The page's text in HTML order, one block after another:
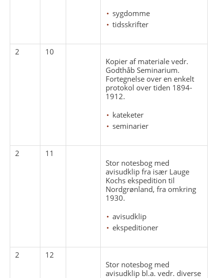
sygdomme
tidsskrifter
2
10
Kopier af materiale vedr.
Godthåb Seminarium.
Fortegnelse over en enkelt
protokol over tiden 1894-
1912.
kateketer
seminarier
2
11
Stor notesbog med
avisudklip fra især Lauge
Kochs ekspedition til
Nordgrønland, fra omkring
1930.
avisudklip
ekspeditioner
2
12
Stor notesbog med
avisudklip bl.a. vedr. diverse